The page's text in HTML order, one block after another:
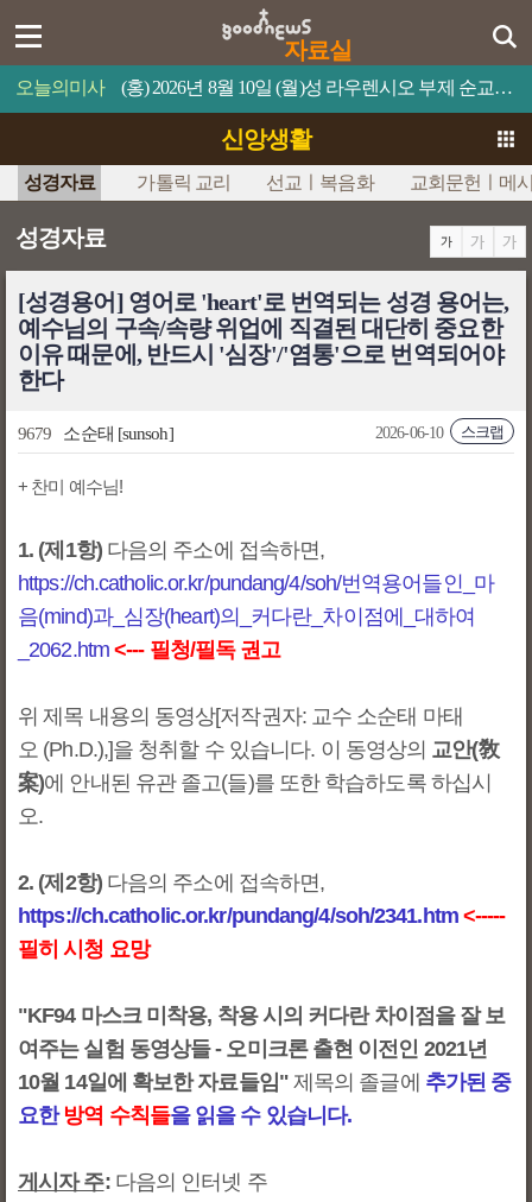
자료실
오늘의미사 (홍) 2026년 8월 10일 (월)성 라우렌시오 부제 순교자 축일누구든지 나를 섬기면 아버지께서 그를 존중해 주실 것이다.
신앙생활
성경자료 가톨릭 교리 선교ㅣ복음화 교회문헌ㅣ메
성경자료
[성경용어] 영어로 'heart'로 번역되는 성경 용어는,
예수님의 구속/속량 위업에 직결된 대단히 중요한
이유 때문에, 반드시 '심장'/'염통'으로 번역되어야
한다
9679 소순태 [sunsoh] 스크랩
2026-06-10
+ 찬미 예수님!
1. (제1항)다음의 주소에 접속하면,
https://ch.catholic.or.kr/pundang/4/soh/번역용어들인_마
음(mind)과_심장(heart)의_커다란_차이점에_대하여
_2062.htm <--- 필청/필독 권고
위 제목 내용의 동영상[저작권자: 교수 소순태 마태
오 (Ph.D.),]을 청취할 수 있습니다. 이 동영상의 교안(敎
案)에 안내된 유관 졸고(들)를 또한 학습하도록 하십시
오.
2. (제2항)다음의 주소에 접속하면,
https://ch.catholic.or.kr/pundang/4/soh/2341.htm <-----
필히 시청 요망
"KF94 마스크 미착용, 착용 시의 커다란 차이점을 잘 보
여주는 실험 동영상들 - 오미크론 출현 이전인 2021년
10월 14일에 확보한 자료들임"제목의 졸글에 추가된 중
요한 방역 수칙들을 읽을 수 있습니다.
게시자 주: 다음의 인터넷 주